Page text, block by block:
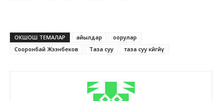
ОКШОШ ТЕМАЛАР айылдар
оорулар
Сооронбай Жээнбеков
Таза суу таза суу көйгөйү